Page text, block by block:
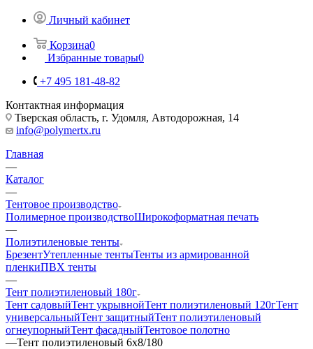
Личный кабинет
Корзина0
Избранные товары0
+7 495 181-48-82
Контактная информация
Тверская область, г. Удомля, Автодорожная, 14
info@polymertx.ru
Главная
—
Каталог
—
Тентовое производство
Полимерное производствоШирокоформатная печать
—
Полиэтиленовые тенты
БрезентУтепленные тентыТенты из армированной
пленкиПВХ тенты
—
Тент полиэтиленовый 180г
Тент садовыйТент укрывнойТент полиэтиленовый 120гТент
универсальныйТент защитныйТент полиэтиленовый
огнеупорныйТент фасадныйТентовое полотно
—Тент полиэтиленовый 6х8/180